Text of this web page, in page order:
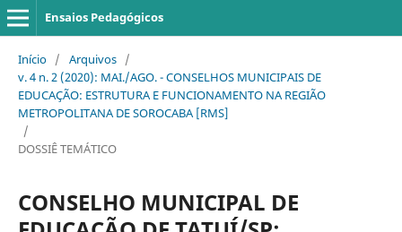
Ensaios Pedagógicos
Início / Arquivos /
v. 4 n. 2 (2020): MAI./AGO. - CONSELHOS MUNICIPAIS DE
EDUCAÇÃO: ESTRUTURA E FUNCIONAMENTO NA REGIÃO
METROPOLITANA DE SOROCABA [RMS]
/
DOSSIÊ TEMÁTICO
CONSELHO MUNICIPAL DE